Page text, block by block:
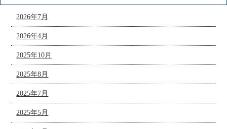
2026年7月
2026年4月
2025年10月
2025年8月
2025年7月
2025年5月